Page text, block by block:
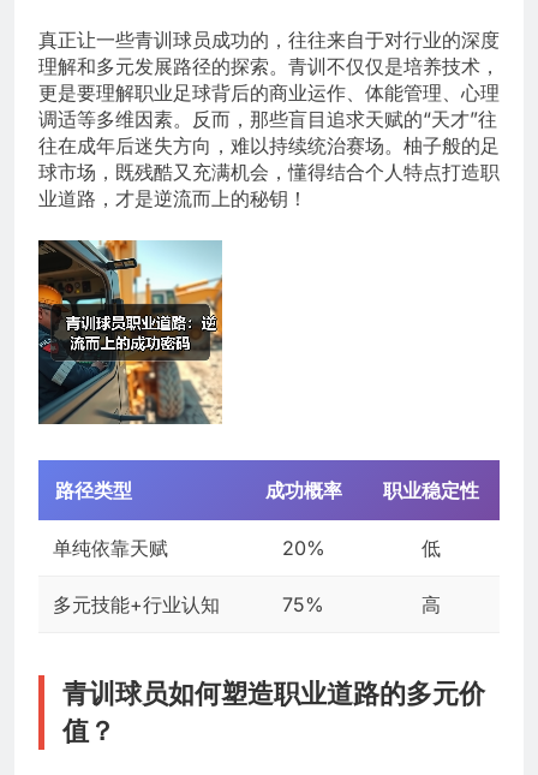
真正让一些青训球员成功的，往往来自于对行业的深度
理解和多元发展路径的探索。青训不仅仅是培养技术，
更是要理解职业足球背后的商业运作、体能管理、心理
调适等多维因素。反而，那些盲目追求天赋的“天才”往
往在成年后迷失方向，难以持续统治赛场。柚子般的足
球市场，既残酷又充满机会，懂得结合个人特点打造职
业道路，才是逆流而上的秘钥！
路径类型 成功概率 职业稳定性
单纯依靠天赋 20% 低
多元技能+行业认知 75% 高
青训球员如何塑造职业道路的多元价
值？